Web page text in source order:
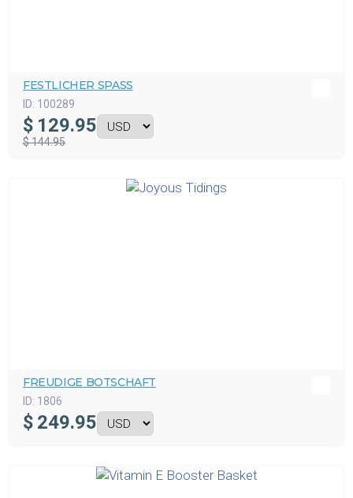
FESTLICHER SPASS
ID: 100289
$ 129.95
$ 144.95
FREUDIGE BOTSCHAFT
ID: 1806
$ 249.95